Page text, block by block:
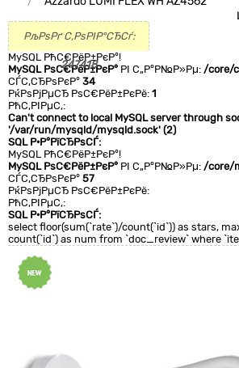
РљРѕРґ С‚РѕРІР°СЂСѓ:
247418
MySQL РћС€РёР±РєР°!
MySQL РѕС€РёР±РєР° РІ С„Р°Р№Р»Рµ: /core/
СЃС‚СЂРѕРєР° 34
РќРѕРјРµСЂ РѕС€РёР±РєРё: 1
РћС‚РІРµС‚:
Can't connect to local MySQL server through
'/var/run/mysqld/mysqld.sock' (2)
SQL Р·Р°РїСЂРѕСЃ:
MySQL РћС€РёР±РєР°!
MySQL РѕС€РёР±РєР° РІ С„Р°Р№Р»Рµ: /core/
СЃС‚СЂРѕРєР° 57
РќРѕРјРµСЂ РѕС€РёР±РєРё:
РћС‚РІРµС‚:
SQL Р·Р°РїСЂРѕСЃ:
select floor(sum(`rate`)/count(`id`)) as stars,
count(`id`) as num from `doc_review` where